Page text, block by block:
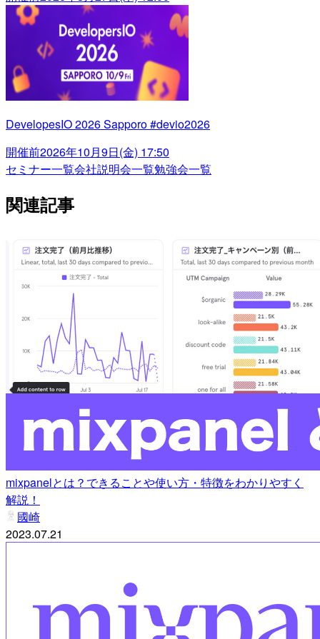
DevelopesIO 2026 Sapporo #devio2026
開催前2026年10月9日(金) 17:50
セミナー一覧会社説明会一覧勉強会一覧
関連記事
mixpanelとは？できることや使い方・特徴をわかりやすく
解説！
國崎
2023.07.21